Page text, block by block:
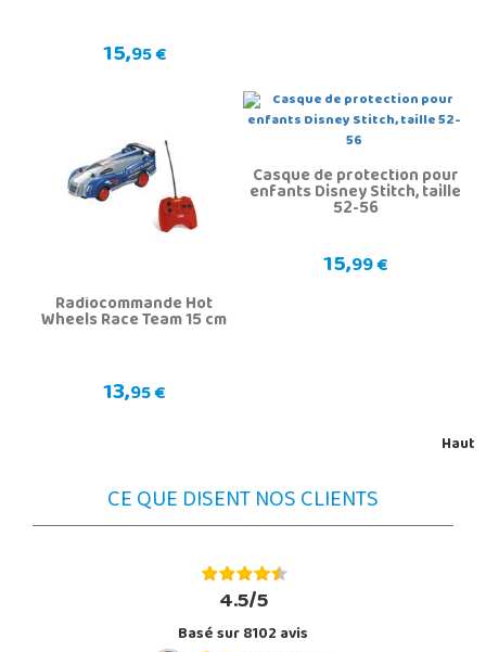
15,95 €
Radiocommande Hot
Wheels Race Team 15 cm
13,95 €
Casque de protection pour
enfants Disney Stitch, taille
52-56
15,99 €
Haut
CE QUE DISENT NOS CLIENTS
4.5/5
Basé sur 8102 avis